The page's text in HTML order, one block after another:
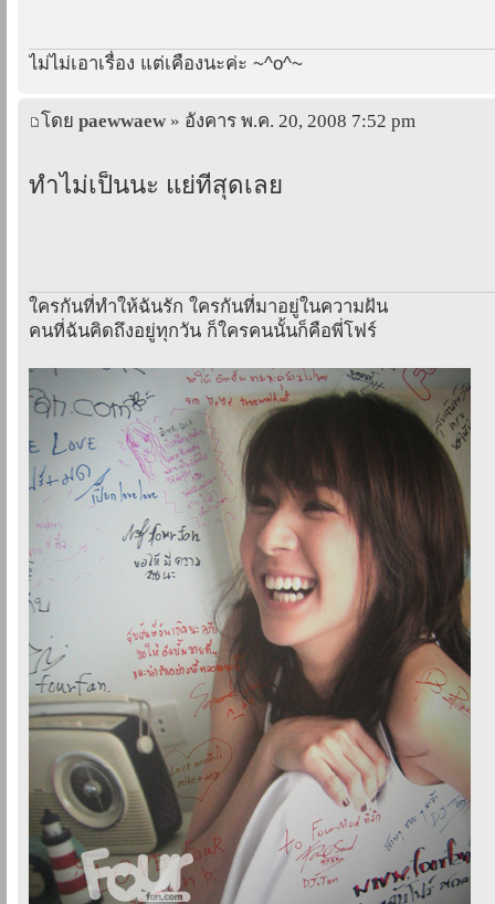
ไม่ไม่เอาเรื่อง แต่เคืองนะค่ะ ~^o^~
โดย paewwaew » อังคาร พ.ค. 20, 2008 7:52 pm
ทำไม่เป็นนะ แย่ที่สุดเลย
ใครกันที่ทำให้ฉันรัก ใครกันที่มาอยู่ในความฝัน
คนที่ฉันคิดถึงอยู่ทุกวัน ก็ใครคนนั้นก็คือพี่โฟร์